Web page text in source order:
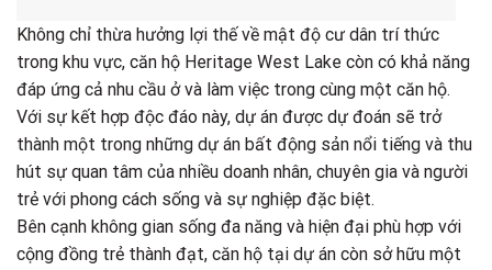
Không chỉ thừa hưởng lợi thế về mật độ cư dân trí thức
trong khu vực, căn hộ Heritage West Lake còn có khả năng
đáp ứng cả nhu cầu ở và làm việc trong cùng một căn hộ.
Với sự kết hợp độc đáo này, dự án được dự đoán sẽ trở
thành một trong những dự án bất động sản nổi tiếng và thu
hút sự quan tâm của nhiều doanh nhân, chuyên gia và người
trẻ với phong cách sống và sự nghiệp đặc biệt.
Bên cạnh không gian sống đa năng và hiện đại phù hợp với
cộng đồng trẻ thành đạt, căn hộ tại dự án còn sở hữu một